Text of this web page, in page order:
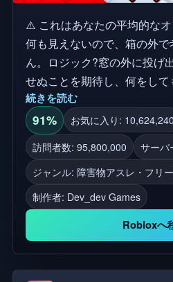
⚠️ これはあなたの平均的なオ
何も見えないので、箱の外
ん。ロジック?窓の外に投げ
せぬことを期待し、何をし
ください。 😈 あなたは100ステージすべてで生き残
るのに十分な賢さを持ってい
賢い頭脳だけが最後までたどり着き
に「いいね」や「お気に入り
ートや新しいステージを手に
に参加して、無料スキップと
う! 🍀 幸運を...必要になるよ。 このゲームはオリジ
ナルのトロル・オビーから
オビ, IQテスト, トロールの顔
続きを読む
91%
お気に入り: 10,624,240
訪問者数: 95,800,000
サーバ
ジャンル: 障害物アスレ・フリ
制作者: Dev_dev Games
Robloxへ